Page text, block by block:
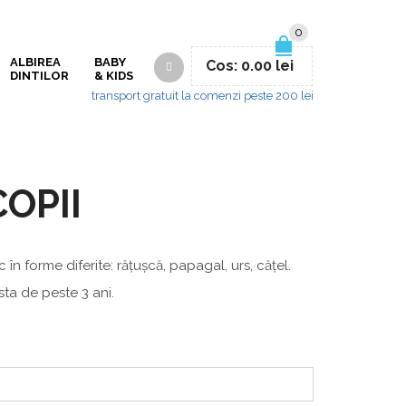
ALBIREA
DINTILOR
BABY
& KIDS
0
Cos: 0.00 lei
transport gratuit la comenzi peste 200 lei
forme diferite: rățușcă, papagal, urs, cățel.
de peste 3 ani.